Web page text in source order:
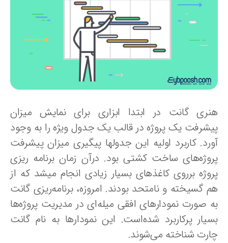
گانت در ابتدا ابزاری برای نمایش میزان
یک پروژه در قالب یک جدول ویژه را به وجود
کاربرد اولیه این جدولها پیگیری میزان پیشرفت
ساخت کشتی بود. درآن زمان برنامه ریزی
برروی کاغذهای بسیار زیادی انجام میشد که از
گسیخته و نامتحد بودند. امروزه، برنامه‌ریزی گانت
صورت نمودارهای افقی میله‌ای در مدیریت پروژه‌ها
پرکاربرد شده‌است. این نمودارها به نام گانت
شناخته می‌شوند.